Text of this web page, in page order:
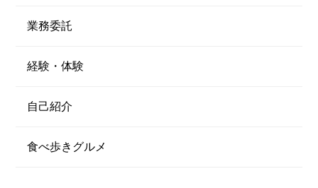
業務委託
経験・体験
自己紹介
食べ歩きグルメ